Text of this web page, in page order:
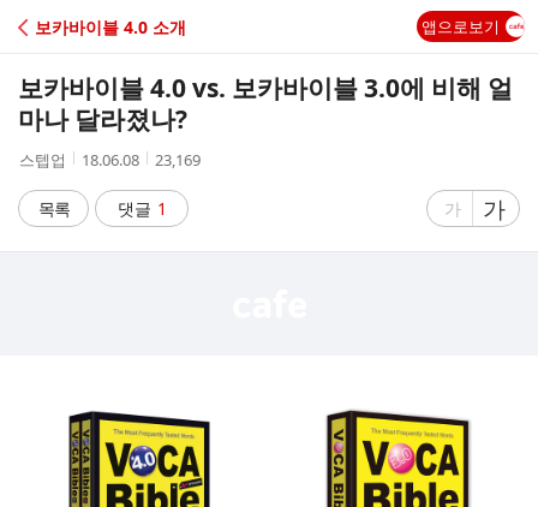
C
보카바이블 4.0 소개 앱으로보기
보카바이블 4.0 vs. 보카바이블 3.0에 비해 얼
마나 달라졌나?
작
자
스텝업
작
시
간
18.06.08
조
수
23,169
목록 댓글 1
글
가
글
자
가